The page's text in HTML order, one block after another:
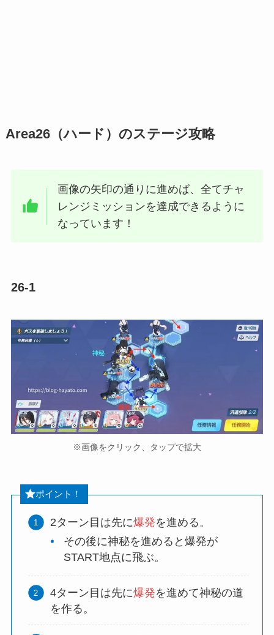
Area26（ハード）のステージ攻略
画像の矢印の通りに進めば、全てチャ
レンジミッションを達成できるように
なっています！
26-1
※画像をクリック、タップで拡大
ポイント！
2ターン目は先に爆発を進める。
その後に神秘を進めると爆発が
START地点に飛ぶ。
4ターン目は先に爆発を進めて神秘の道
を作る。